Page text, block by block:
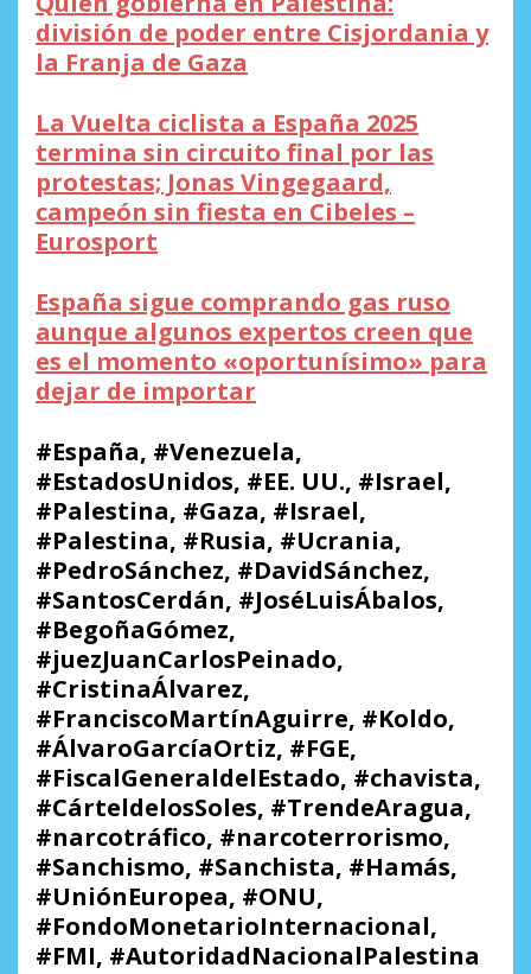
división de poder entre Cisjordania y
la Franja de Gaza
La Vuelta ciclista a España 2025
termina sin circuito final por las
protestas; Jonas Vingegaard,
campeón sin fiesta en Cibeles –
Eurosport
España sigue comprando gas ruso
aunque algunos expertos creen que
es el momento «oportunísimo» para
dejar de importar
#España, #Venezuela,
#EstadosUnidos, #EE. UU., #Israel,
#Palestina, #Gaza, #Israel,
#Palestina, #Rusia, #Ucrania,
#PedroSánchez, #DavidSánchez,
#SantosCerdán, #JoséLuisÁbalos,
#BegoñaGómez,
#juezJuanCarlosPeinado,
#CristinaÁlvarez,
#FranciscoMartínAguirre, #Koldo,
#ÁlvaroGarcíaOrtiz, #FGE,
#FiscalGeneraldelEstado, #chavista,
#CárteldelosSoles, #TrendeAragua,
#narcotráfico, #narcoterrorismo,
#Sanchismo, #Sanchista, #Hamás,
#UniónEuropea, #ONU,
#FondoMonetarioInternacional,
#FMI, #AutoridadNacionalPalestina